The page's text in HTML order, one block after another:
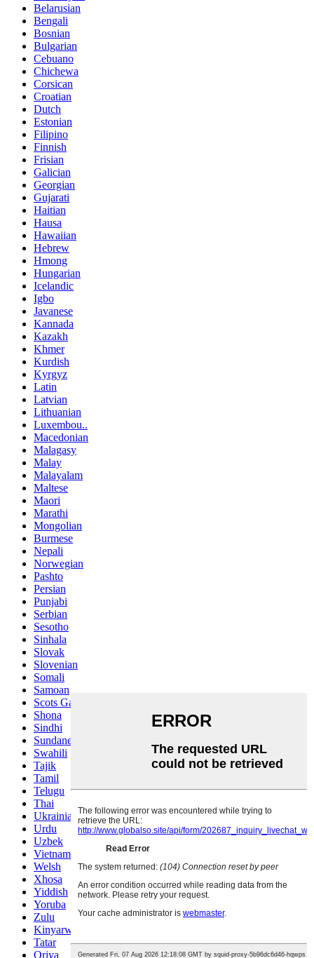
Belarusian
Bengali
Bosnian
Bulgarian
Cebuano
Chichewa
Corsican
Croatian
Dutch
Estonian
Filipino
Finnish
Frisian
Galician
Georgian
Gujarati
Haitian
Hausa
Hawaiian
Hebrew
Hmong
Hungarian
Icelandic
Igbo
Javanese
Kannada
Kazakh
Khmer
Kurdish
Kyrgyz
Latin
Latvian
Lithuanian
Luxembou..
Macedonian
Malagasy
Malay
Malayalam
Maltese
Maori
Marathi
Mongolian
Burmese
Nepali
Norwegian
Pashto
Persian
Punjabi
Serbian
Sesotho
Sinhala
Slovak
Slovenian
Somali
Samoan
Scots Gaelic
Shona
Sindhi
Sundanese
Swahili
Tajik
Tamil
Telugu
Thai
Ukrainian
Urdu
Uzbek
Vietnamese
Welsh
Xhosa
Yiddish
Yoruba
Zulu
Kinyarwanda
Tatar
Oriya